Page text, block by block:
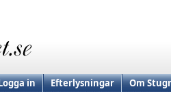
in Efterlysningar Om